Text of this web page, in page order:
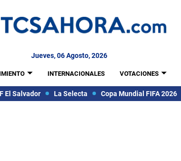
Jueves, 06 Agosto, 2026
INTERNACIONALES VOTACIONES
El Salvador La Selecta Copa Mundial FIFA 2026